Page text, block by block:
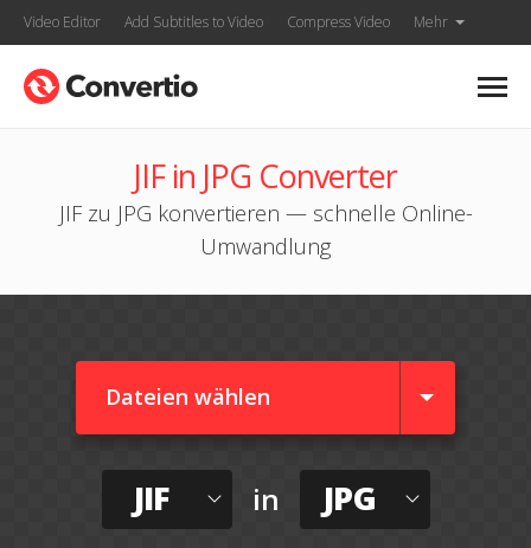
Video Editor Add Subtitles to Video Compress Video Mehr
JIF in JPG Converter
JIF zu JPG konvertieren — schnelle Online-
Umwandlung
Dateien wählen
JIF in JPG